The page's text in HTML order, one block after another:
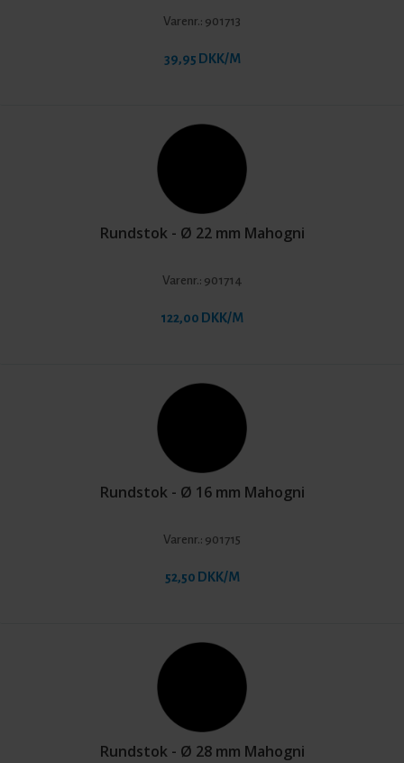
Varenr.: 901713
39,95 DKK/M
Rundstok - Ø 22 mm Mahogni
Varenr.: 901714
122,00 DKK/M
Rundstok - Ø 16 mm Mahogni
Varenr.: 901715
52,50 DKK/M
Rundstok - Ø 28 mm Mahogni